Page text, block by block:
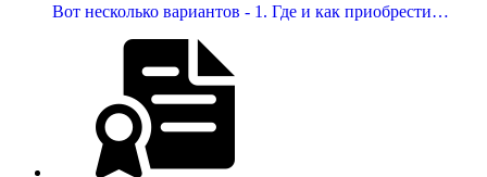
Вот несколько вариантов - 1. Где и как приобрести…